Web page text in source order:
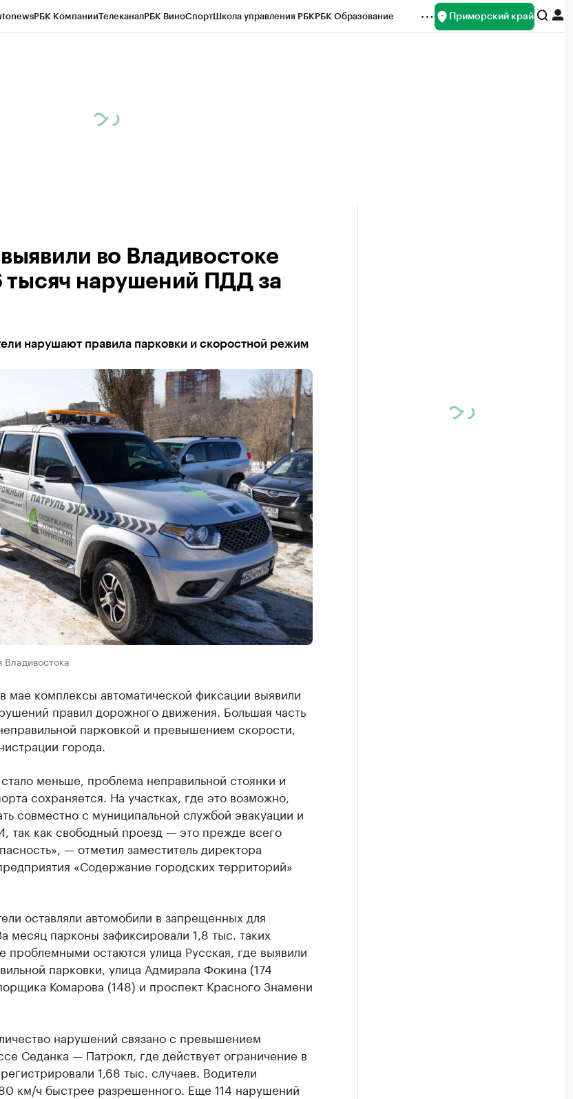
РБК КомпанииТелеканалРБК ВиноСпортШкола управления РБКРБК Образование Приморский край
во Владивостоке
тысяч нарушений ПДД за
нарушают правила парковки и скоростной режим
мае комплексы автоматической фиксации выявили
правил дорожного движения. Большая часть
парковкой и превышением скорости,
города.
меньше, проблема неправильной стоянки и
сохраняется. На участках, где это возможно,
совместно с муниципальной службой эвакуации и
так как свободный проезд — это прежде всего
— отметил заместитель директора
«Содержание городских территорий»
оставляли автомобили в запрещенных для
месяц парконы зафиксировали 1,8 тыс. таких
проблемными остаются улица Русская, где выявили
парковки, улица Адмирала Фокина (174
Комарова (148) и проспект Красного Знамени
нарушений связано с превышением
Седанка — Патрокл, где действует ограничение в
1,68 тыс. случаев. Водители
км/ч быстрее разрешенного. Еще 114 нарушений